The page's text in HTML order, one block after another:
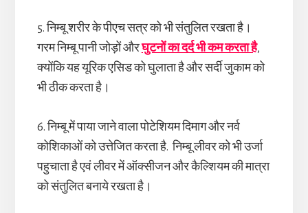
5. निम्बू शरीर के पीएच सत्र को भी संतुलित रखता है।
गरम निम्बू पानी जोड़ों औरघुटनों का दर्द भी कम करता है,
क्योंकि यह यूरिक एसिड को घुलाता है और सर्दी जुकाम को
भी ठीक करता है।
6. निम्बू में पाया जाने वाला पोटेशियम दिमाग और नर्व
कोशिकाओं को उत्तेजित करता है. निम्बू लीवर को भी उर्जा
पहुचाता है एवं लीवर में ऑक्सीजन और कैल्शियम की मात्रा
को संतुलित बनाये रखता है।